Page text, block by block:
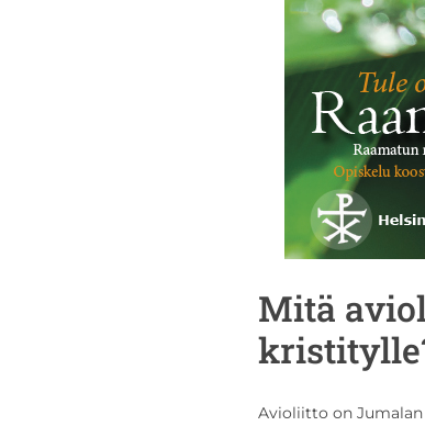
Mitä
Avioliitto on Jumalan